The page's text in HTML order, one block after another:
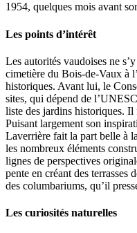
1954, quelques mois avant
Les points d’intérêt
Les autorités vaudoises ne
cimetière du Bois-de-Vaux à
historiques. Avant lui, le
sites, qui dépend de
liste des jardins historiques.
Puisant largement son
Laverrière fait la part belle à
les nombreux éléments
lignes de perspectives
pente en créant des terrasses
des columbariums, qu’il
Les curiosités naturelles